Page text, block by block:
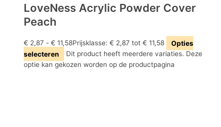
LoveNess Acrylic Powder Cover
Peach
€ 2,87 - € 11,58Prijsklasse: € 2,87 tot € 11,58
Opties
selecteren
Dit product heeft meerdere variaties. Deze
optie kan gekozen worden op de productpagina